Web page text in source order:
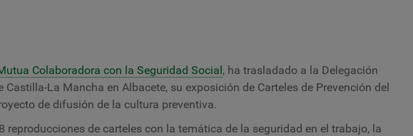
Colaboradora con la Seguridad Social, ha trasladado a la Delegación
La Mancha en Albacete, su exposición de Carteles de Prevención del
de difusión de la cultura preventiva.
reproducciones de carteles con la temática de la seguridad en el trabajo, la